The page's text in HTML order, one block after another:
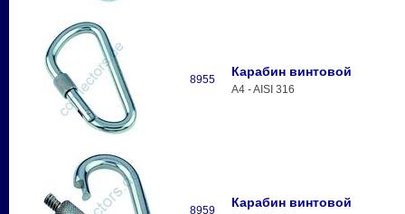
8955
Карабин винтовой
A4 - AISI 316
8959
Карабин винтовой